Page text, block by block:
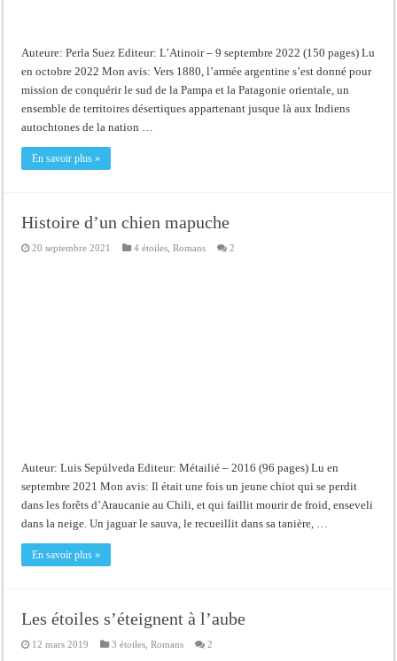
Auteure: Perla Suez Editeur: L’Atinoir – 9 septembre 2022 (150 pages) Lu
en octobre 2022 Mon avis: Vers 1880, l’armée argentine s’est donné pour
mission de conquérir le sud de la Pampa et la Patagonie orientale, un
ensemble de territoires désertiques appartenant jusque là aux Indiens
autochtones de la nation …
En savoir plus »
Histoire d’un chien mapuche
20 septembre 2021 4 étoiles ,Romans 2
Auteur: Luis Sepúlveda Editeur: Métailié – 2016 (96 pages) Lu en
septembre 2021 Mon avis: Il était une fois un jeune chiot qui se perdit
dans les forêts d’Araucanie au Chili, et qui faillit mourir de froid, enseveli
dans la neige. Un jaguar le sauva, le recueillit dans sa tanière, …
En savoir plus »
Les étoiles s’éteignent à l’aube
12 mars 2019 3 étoiles,Romans 2